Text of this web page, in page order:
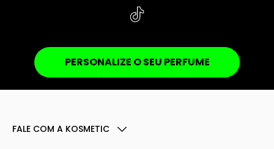
PERSONALIZE O SEU PERFUME
FALE COM A KOSMETIC